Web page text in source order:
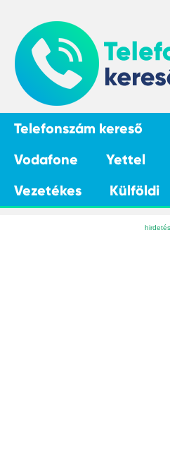
Telefonszám kereső
Vodafone
Yettel
Vezetékes
Külföldi